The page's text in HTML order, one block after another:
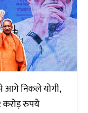
आगे निकले योगी,
करोड़ रुपये